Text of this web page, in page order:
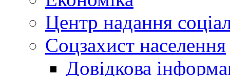
Центр надання
Соцзахист населення
Довідкова